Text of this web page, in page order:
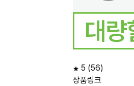
5 (56)
상품링크